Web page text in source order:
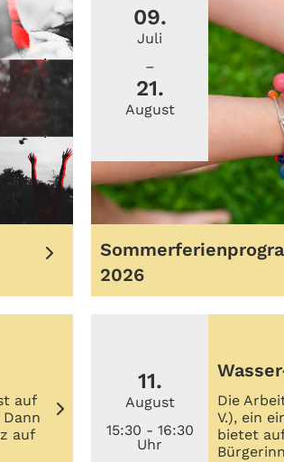
09.
Juli
–
21.
August
2026
auf
auf
11.
August
15:30 - 16:30
Uhr
Die
V.), ein
bietet